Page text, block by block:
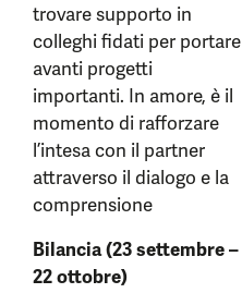
trovare supporto in
colleghi fidati per portare
avanti progetti
importanti. In amore, è il
momento di rafforzare
l’intesa con il partner
attraverso il dialogo e la
comprensione
Bilancia (23 settembre –
22 ottobre)